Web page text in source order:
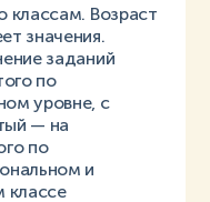
классам. Возраст
значения.
заданий
по
уровне, с
— на
по
и
классе